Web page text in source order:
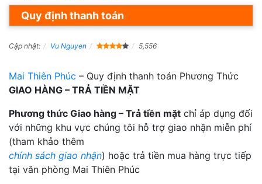
Quy định thanh toán
Cập nhật: Vu Nguyen 5,556
Mai Thiên Phúc – Quy định thanh toán Phương Thức
GIAO HÀNG – TRẢ TIỀN MẶT
Phương thức Giao hàng – Trả tiền mặt chỉ áp dụng đối
với những khu vực chúng tôi hỗ trợ giao nhận miễn phí
(tham khảo thêm
chính sách giao nhận) hoặc trả tiền mua hàng trực tiếp
tại văn phòng Mai Thiên Phúc